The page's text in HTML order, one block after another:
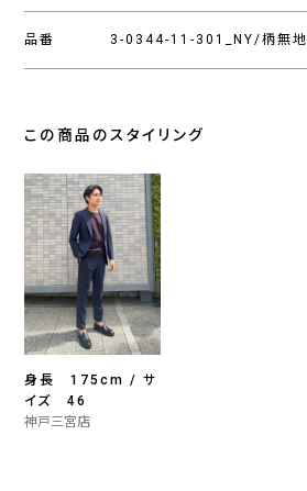
品番 3-0344-11-301_NY/柄無地
この商品のスタイリング
身長 175cm / サ
イズ 46
神戸三宮店